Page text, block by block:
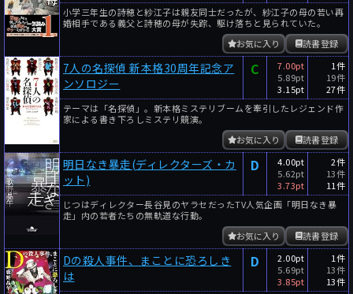
小学三年生の詩穂と紗江子は親友同士だったが、紗江子の母の若い再
婚相手である義父と詩穂の母が失踪、駆け落ちと見られていた。
読書登録
お気に入り
7人の名探偵 新本格30周年記念ア
ンソロジー
C
7.00pt
5.89pt
3.15pt
1件
19件
27件
テーマは「名探偵」。新本格ミステリブームを牽引したレジェンド作
家による書き下ろしミステリ競演。
読書登録
お気に入り
明日なき暴走(ディレクターズ・カ
ット)
D
4.00pt
5.62pt
3.73pt
2件
13件
11件
じつはディレクター長谷見のヤラセだったTV人気企画「明日なき暴
走」内の若者たちの無軌道な行動。
読書登録
お気に入り
Dの殺人事件、まことに恐ろしき
は
D
2.00pt
5.69pt
3.85pt
1件
13件
13件